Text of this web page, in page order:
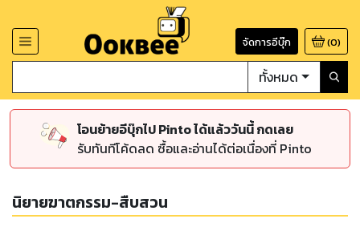
จัดการอีบุ๊ก (0)
ทั้งหมด
โอนย้ายอีบุ๊กไป Pinto ได้แล้ววันนี้ กดเลย
รับทันทีโค้ดลด ซื้อและอ่านได้ต่อเนื่องที่ Pinto
นิยายฆาตกรรม-สืบสวน